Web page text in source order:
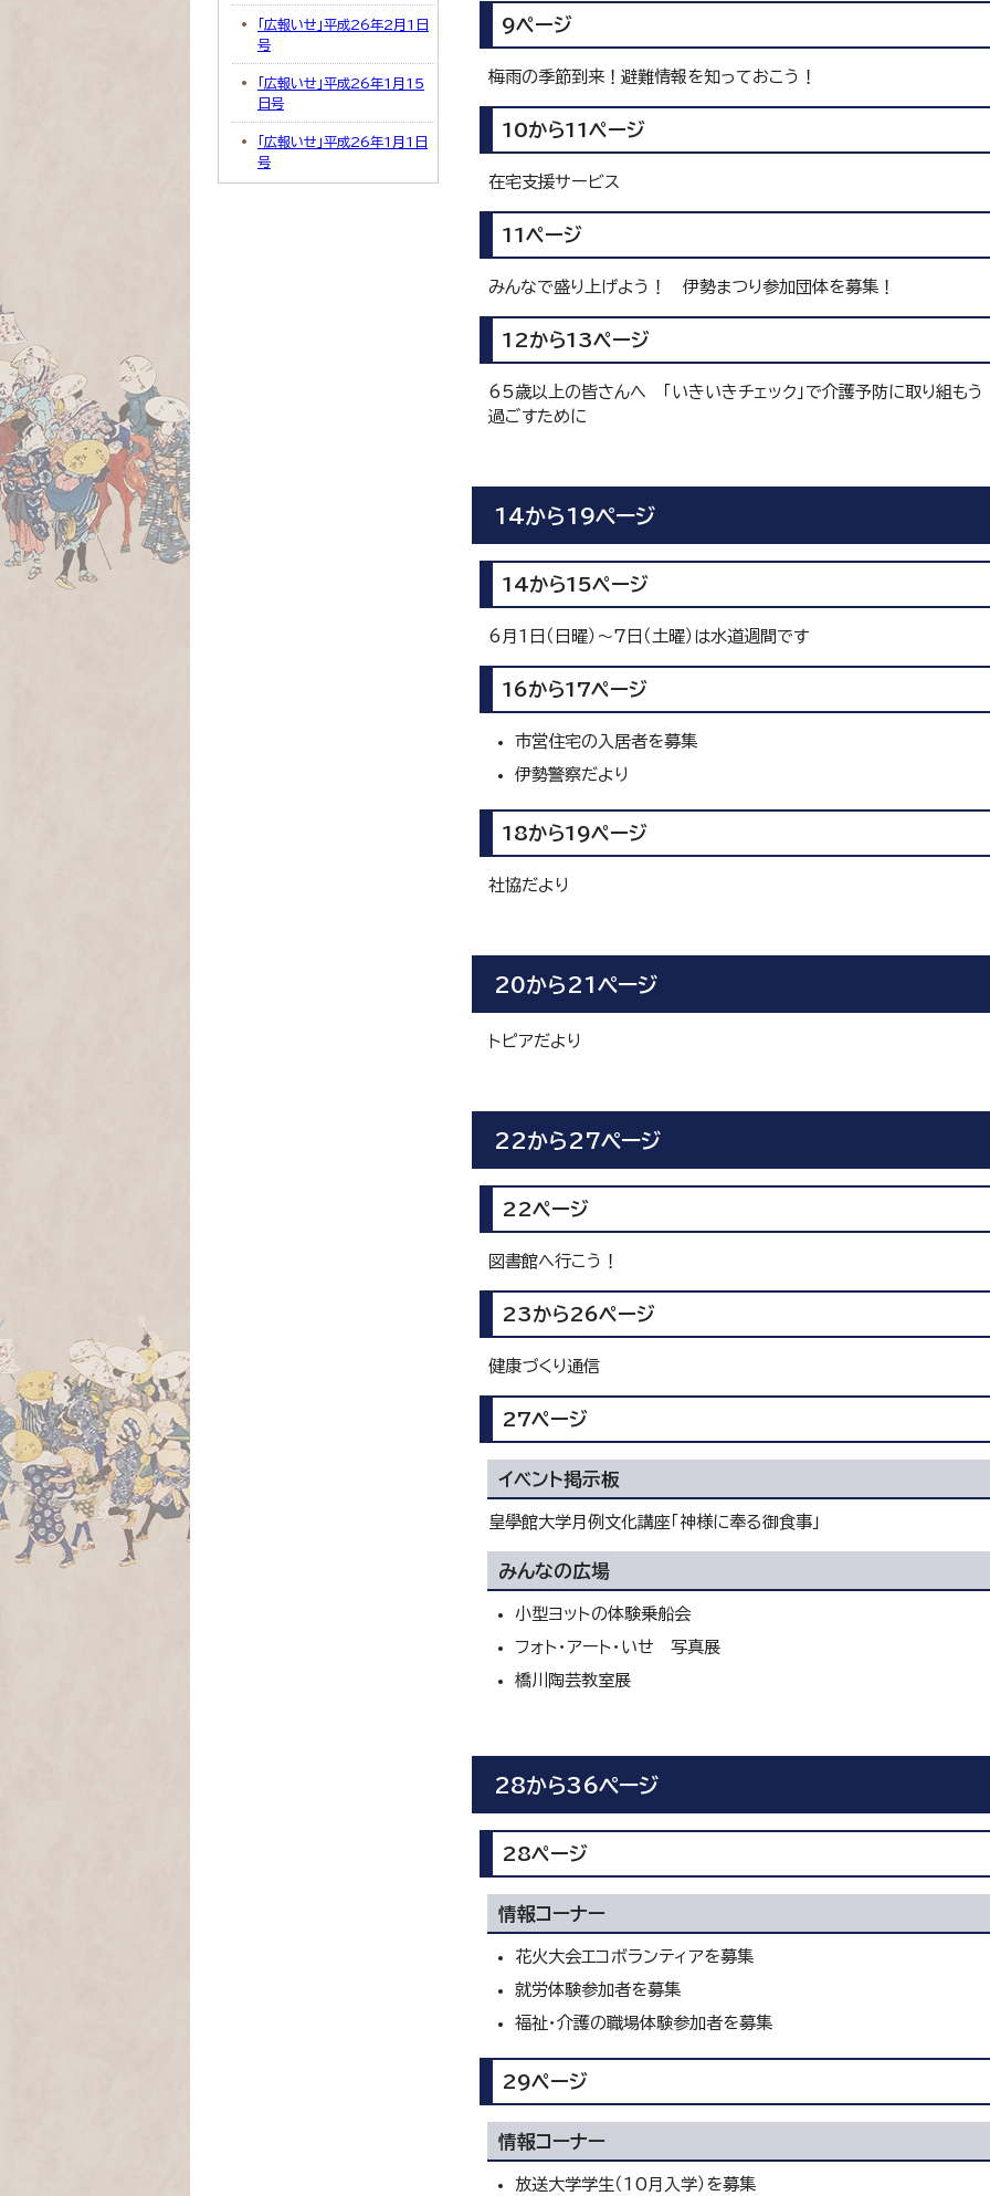
9ページ
梅雨の季節到来！避難情報を知っておこう！
10から11ページ
在宅支援サービス
11ページ
みんなで盛り上げよう！ 伊勢まつり参加団体を募集！
12から13ページ
65歳以上の皆さんへ 「いきいきチェック」で介護予防に取り組も
過ごすために
14から19ページ
14から15ページ
6月1日（日曜）〜7日（土曜）は水道週間です
16から17ページ
市営住宅の入居者を募集
伊勢警察だより
18から19ページ
社協だより
20から21ページ
トピアだより
22から27ページ
22ページ
図書館へ行こう！
23から26ページ
健康づくり通信
27ページ
イベント掲示板
皇學館大学月例文化講座「神様に奉る御食事」
みんなの広場
小型ヨットの体験乗船会
フォト・アート・いせ 写真展
橋川陶芸教室展
28から36ページ
28ページ
情報コーナー
花火大会エコボランティアを募集
就労体験参加者を募集
福祉・介護の職場体験参加者を募集
29ページ
情報コーナー
放送大学学生（10月入学）を募集
「広報いせ」平成26年2月1日
号
「広報いせ」平成26年1月15
日号
「広報いせ」平成26年1月1日
号